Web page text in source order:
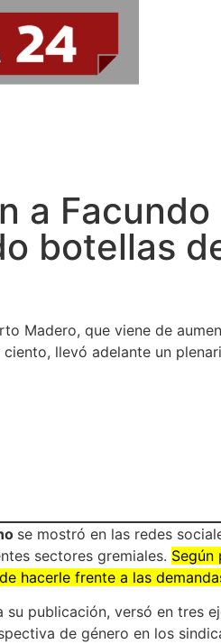
a
botellas
Madero, que viene de
llevó adelante un
se mostró en las redes
sectores gremiales. Según
hacerle frente a las
su publicación, versó en tres
de género en los